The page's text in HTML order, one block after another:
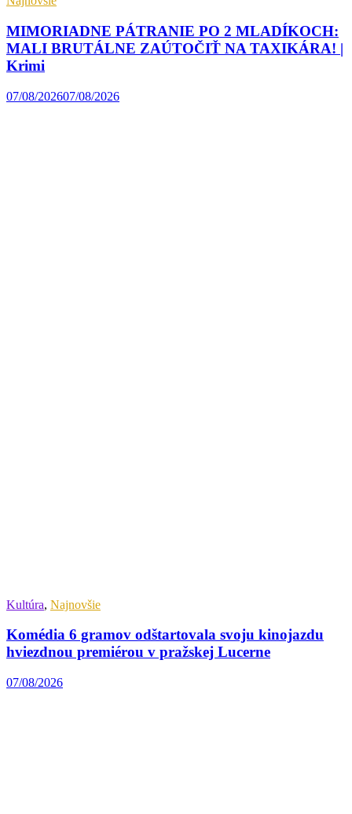
MIMORIADNE PÁTRANIE PO 2 MLADÍKOCH:
MALI BRUTÁLNE ZAÚTOČIŤ NA TAXIKÁRA! |
Krimi
07/08/202607/08/2026
Kultúra, Najnovšie
Komédia 6 gramov odštartovala svoju kinojazdu
hviezdnou premiérou v pražskej Lucerne
07/08/2026